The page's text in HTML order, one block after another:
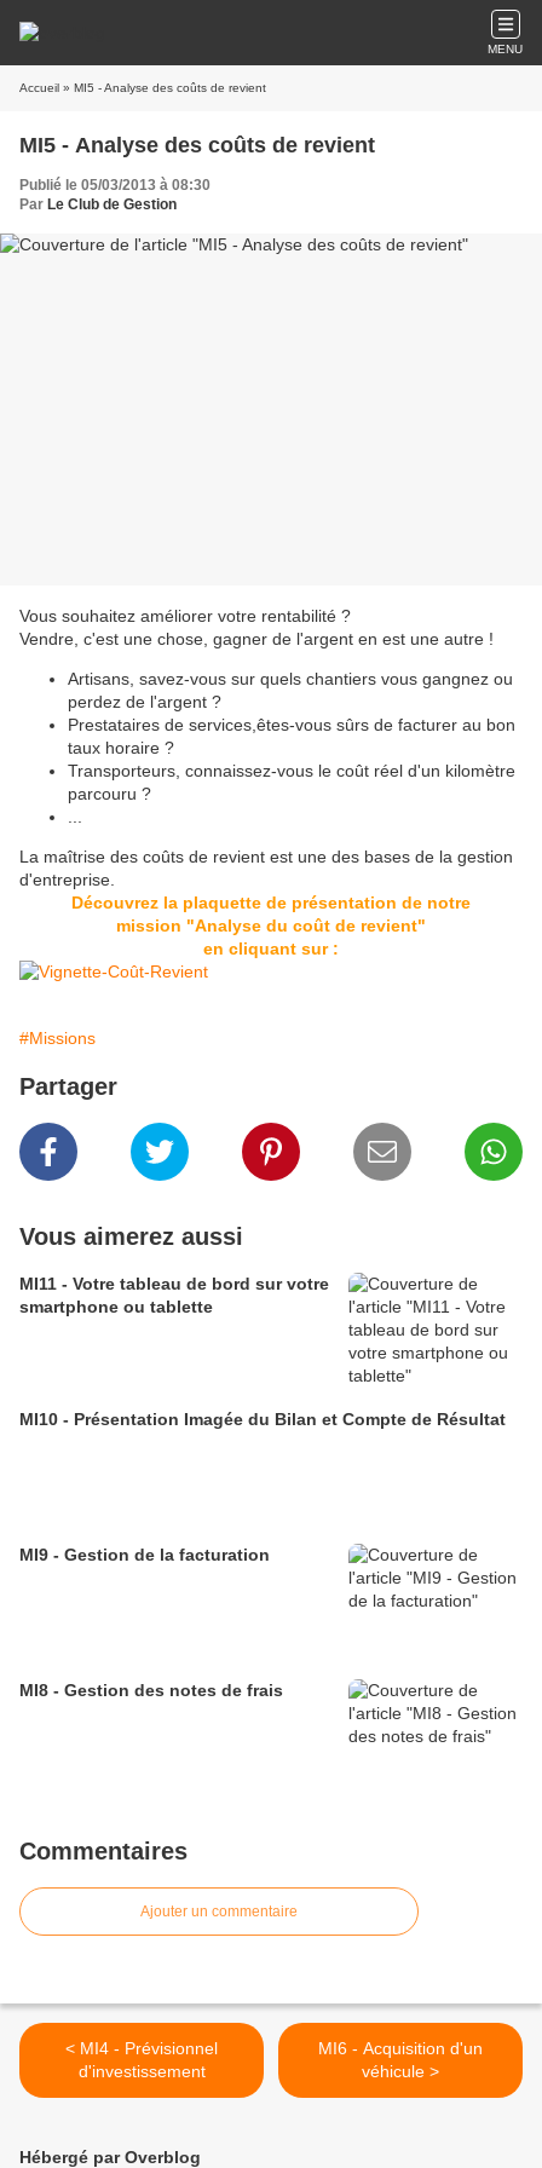
MENU
Accueil » MI5 - Analyse des coûts de revient
MI5 - Analyse des coûts de revient
Publié le 05/03/2013 à 08:30
Par Le Club de Gestion
Vous souhaitez améliorer votre rentabilité ?
Vendre, c'est une chose, gagner de l'argent en est une autre !
Artisans, savez-vous sur quels chantiers vous gangnez ou
perdez de l'argent ?
Prestataires de services,êtes-vous sûrs de facturer au bon
taux horaire ?
Transporteurs, connaissez-vous le coût réel d'un kilomètre
parcouru ?
La maîtrise des coûts de revient est une des bases de la gestion
d'entreprise.
Découvrez la plaquette de présentation de notre
mission "Analyse du coût de revient"
en cliquant sur :
#Missions
Partager
Vous aimerez aussi
MI11 - Votre tableau de bord sur votre
smartphone ou tablette
MI10 - Présentation Imagée du Bilan et Compte de Résultat
MI9 - Gestion de la facturation
MI8 - Gestion des notes de frais
Commentaires
Ajouter un commentaire
< MI4 - Prévisionnel
d'investissement
MI6 - Acquisition d'un
véhicule >
Hébergé par Overblog